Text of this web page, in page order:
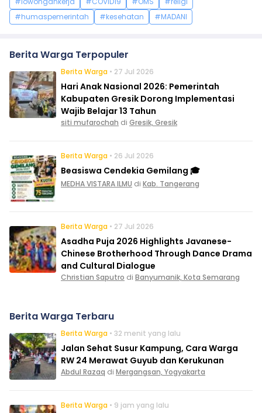
#humaspemerintah
#kesehatan #MADANI
Berita Warga Terpopuler
Berita Warga • 27 Jul 2026
Hari Anak Nasional 2026: Pemerintah
Kabupaten Gresik Dorong Implementasi
Wajib Belajar 13 Tahun
siti mufarochah di Gresik, Gresik
Berita Warga • 26 Jul 2026
Beasiswa Cendekia Gemilang 🎓
MEDHA VISTARA ILMU di Kab. Tangerang
Berita Warga • 27 Jul 2026
Asadha Puja 2026 Highlights Javanese-
Chinese Brotherhood Through Dance Drama
and Cultural Dialogue
Christian Saputro di Banyumanik, Kota Semarang
Berita Warga Terbaru
Berita Warga • 32 menit yang lalu
Jalan Sehat Susur Kampung, Cara Warga
RW 24 Merawat Guyub dan Kerukunan
Abdul Razaq di Mergangsan, Yogyakarta
Berita Warga • 9 jam yang lalu